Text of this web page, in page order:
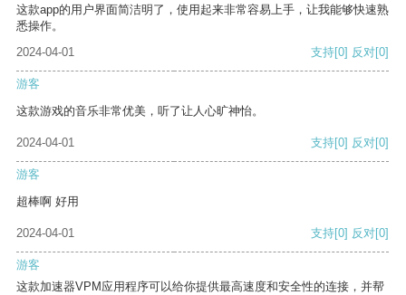
这款app的用户界面简洁明了，使用起来非常容易上手，让我能够快速熟
悉操作。
2024-04-01
支持[0] 反对[0]
游客
这款游戏的音乐非常优美，听了让人心旷神怡。
2024-04-01 支持[0] 反对[0]
游客
超棒啊 好用
2024-04-01 支持[0] 反对[0]
游客
这款加速器VPM应用程序可以给你提供最高速度和安全性的连接，并帮